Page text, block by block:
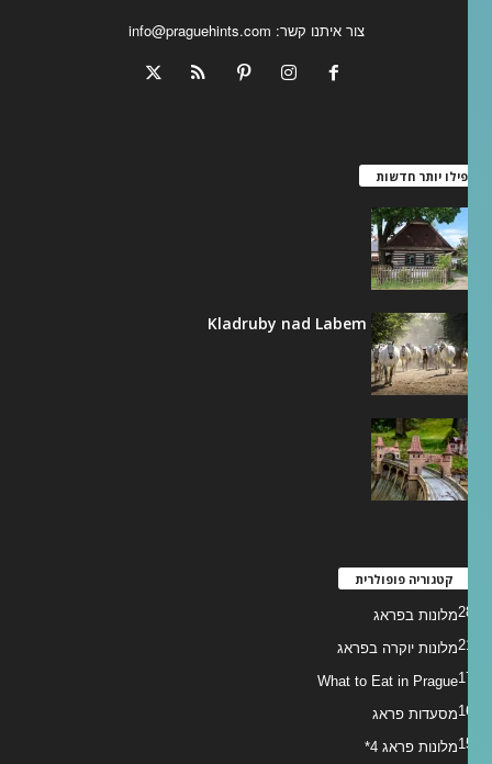
צור איתנו קשר:info@praguehints.com
אפילו יותר חדשות
בטלם הלינסקו
הרבעה הלאומית Kladruby nad Labem
בוהמיניום
קטגוריה פופולרית
מלונות בפראג
מלונות יוקרה בפראג
What to Eat in Prague
מסעדות פראג
מלונות פראג 4*